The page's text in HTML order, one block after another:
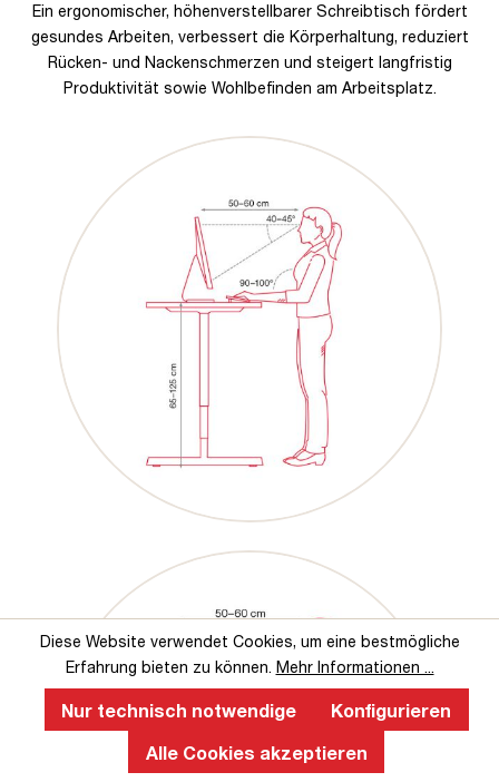
Ein ergonomischer, höhenverstellbarer Schreibtisch fördert
gesundes Arbeiten, verbessert die Körperhaltung, reduziert
Rücken- und Nackenschmerzen und steigert langfristig
Produktivität sowie Wohlbefinden am Arbeitsplatz.
Diese Website verwendet Cookies, um eine bestmögliche
Erfahrung bieten zu können. Mehr Informationen ...
Nur technisch notwendige
Konfigurieren
Alle Cookies akzeptieren